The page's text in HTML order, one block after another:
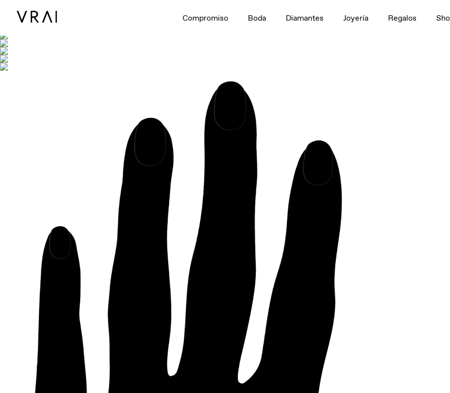
Compromiso Boda Diamantes Joyería Regalos